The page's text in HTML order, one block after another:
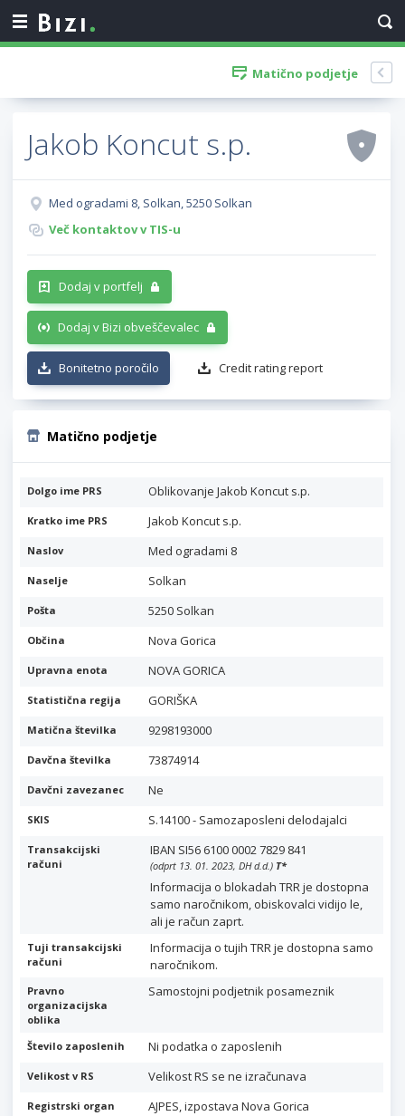
Matično podjetje
Jakob Koncut s.p.
Med ogradami 8, Solkan, 5250 Solkan
Več kontaktov v TIS-u
Dodaj v portfelj
Dodaj v Bizi obveščevalec
Bonitetno poročilo Credit rating report
Matično podjetje
Dolgo ime PRS Oblikovanje Jakob Koncut s.p.
Kratko ime PRS Jakob Koncut s.p.
Naslov Med ogradami 8
Naselje Solkan
Pošta 5250 Solkan
Občina Nova Gorica
Upravna enota NOVA GORICA
Statistična regija GORIŠKA
Matična številka 9298193000
Davčna številka 73874914
Davčni zavezanec Ne
SKIS S.14100 - Samozaposleni delodajalci
Transakcijski
računi
IBAN SI56 6100 0002 7829 841
(odprt 13. 01. 2023, DH d.d.) T*
Informacija o blokadah TRR je dostopna
samo naročnikom, obiskovalci vidijo le,
ali je račun zaprt.
Tuji transakcijski
računi
Informacija o tujih TRR je dostopna samo
naročnikom.
Pravno
organizacijska
oblika
Samostojni podjetnik posameznik
Število zaposlenih Ni podatka o zaposlenih
Velikost v RS Velikost RS se ne izračunava
Registrski organ AJPES, izpostava Nova Gorica